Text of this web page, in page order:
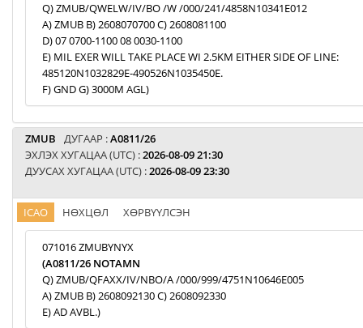
Q) ZMUB/QWELW/IV/BO /W /000/241/4858N10341E012
A) ZMUB B) 2608070700 C) 2608081100
D) 07 0700-1100 08 0030-1100
E) MIL EXER WILL TAKE PLACE WI 2.5KM EITHER SIDE OF LINE:
485120N1032829E-490526N1035450E.
F) GND G) 3000M AGL)
ZMUB ДУГААР :A0811/26
ЭХЛЭХ ХУГАЦАА (UTC) :2026-08-09 21:30
ДУУСАХ ХУГАЦАА (UTC) :2026-08-09 23:30
ICAO НӨХЦӨЛ ХӨРВҮҮЛСЭН
071016 ZMUBYNYX
(A0811/26 NOTAMN
Q) ZMUB/QFAXX/IV/NBO/A /000/999/4751N10646E005
A) ZMUB B) 2608092130 C) 2608092330
E) AD AVBL.)